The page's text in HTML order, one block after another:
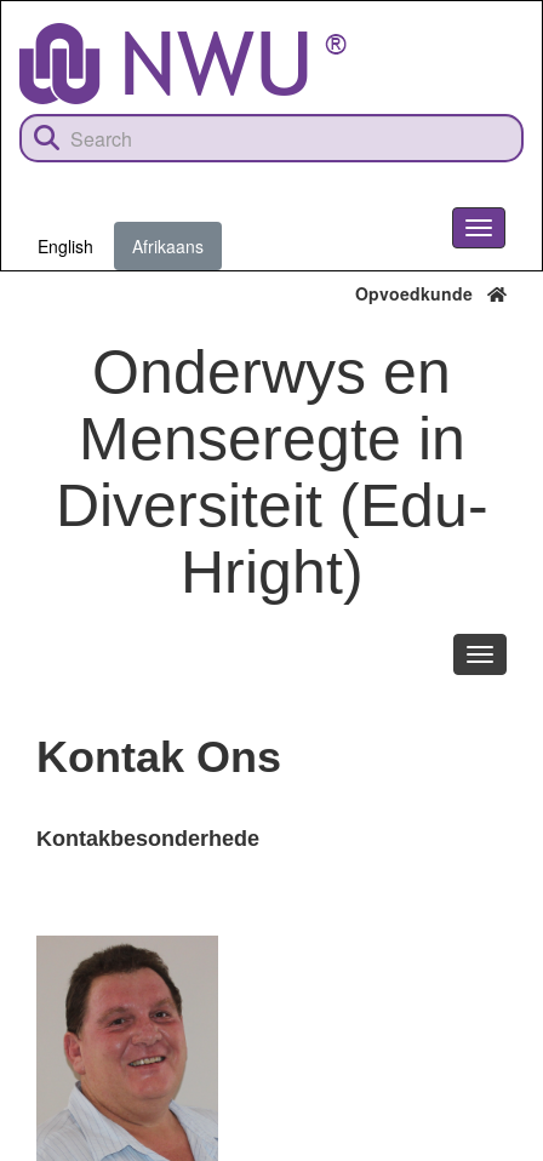
content
English Afrikaans
Toggle
Opvoedkunde
Onderwys en
Menseregte in
Diversiteit (Edu-
Hright)
Toggle
Kontak Ons
Kontakbesonderhede